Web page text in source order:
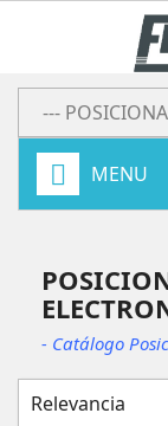
MENU
- Catálogo
Relevancia